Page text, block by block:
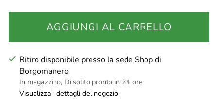
AGGIUNGI AL CARRELLO
Ritiro disponibile presso la sede Shop di
Borgomanero
In magazzino, Di solito pronto in 24 ore
Visualizza i dettagli del negozio